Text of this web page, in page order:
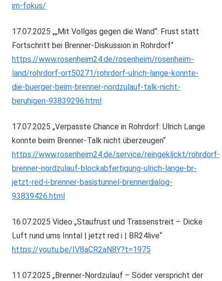
im-fokus/
17.07.2025 „„Mit Vollgas gegen die Wand“: Frust statt
Fortschritt bei Brenner-Diskussion in Rohrdorf“
https://www.rosenheim24.de/rosenheim/rosenheim-
land/rohrdorf-ort50271/rohrdorf-ulrich-lange-konnte-
die-buerger-beim-brenner-nordzulauf-talk-nicht-
beruhigen-93839296.html
17.07.2025 „Verpasste Chance in Rohrdorf: Ulrich Lange
konnte beim Brenner-Talk nicht überzeugen“
https://www.rosenheim24.de/service/reingeklickt/rohrdorf-
brenner-nordzulauf-blockabfertigung-ulrich-lange-br-
jetzt-red-i-brenner-basistunnel-brennerdialog-
93839426.html
16.07.2025 Video „Staufrust und Trassenstreit – Dicke
Luft rund ums Inntal | jetzt red i | BR24live“
https://youtu.be/IV8aCR2aN8Y?t=1975
11.07.2025 „Brenner-Nordzulauf – Söder verspricht der